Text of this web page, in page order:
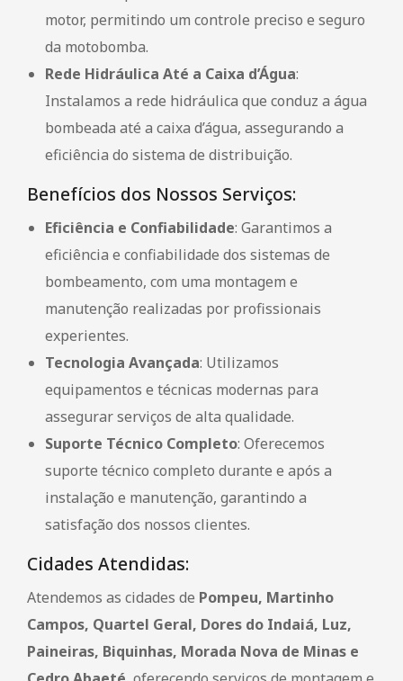
motor, permitindo um controle preciso e seguro
da motobomba.
Rede Hidráulica Até a Caixa d’Água:
Instalamos a rede hidráulica que conduz a água
bombeada até a caixa d’água, assegurando a
eficiência do sistema de distribuição.
Benefícios dos Nossos Serviços:
Eficiência e Confiabilidade: Garantimos a
eficiência e confiabilidade dos sistemas de
bombeamento, com uma montagem e
manutenção realizadas por profissionais
experientes.
Tecnologia Avançada: Utilizamos
equipamentos e técnicas modernas para
assegurar serviços de alta qualidade.
Suporte Técnico Completo: Oferecemos
suporte técnico completo durante e após a
instalação e manutenção, garantindo a
satisfação dos nossos clientes.
Cidades Atendidas:
Atendemos as cidades de Pompeu, Martinho
Campos, Quartel Geral, Dores do Indaiá, Luz,
Paineiras, Biquinhas, Morada Nova de Minas e